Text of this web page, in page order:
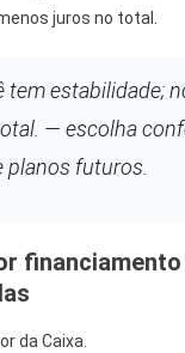
juros no total.
tem estabilidade;
— escolha
planos futuros.
da Caixa.